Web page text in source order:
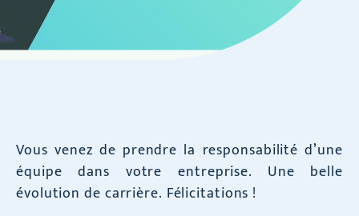
Vous venez de prendre la responsabilité d’une
équipe dans votre entreprise. Une belle
évolution de carrière. Félicitations !